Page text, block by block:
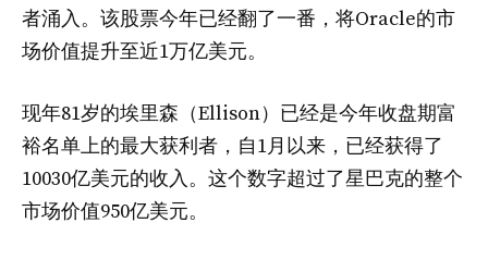
者涌入。该股票今年已经翻了一番，将Oracle的市
场价值提升至近1万亿美元。
现年81岁的埃里森（Ellison）已经是今年收盘期富
裕名单上的最大获利者，自1月以来，已经获得了
10030亿美元的收入。这个数字超过了星巴克的整个
市场价值950亿美元。